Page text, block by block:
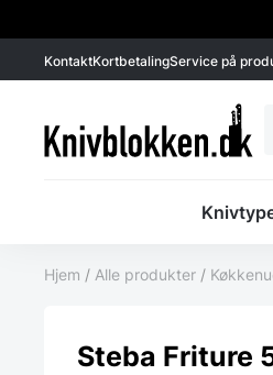
KontaktKortbetalingService på
Hjem / Alle produkter /
Steba Friture